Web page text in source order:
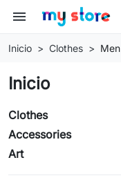
menu
Inicio Clothes Men
Inicio
Clothes
Accessories
Art